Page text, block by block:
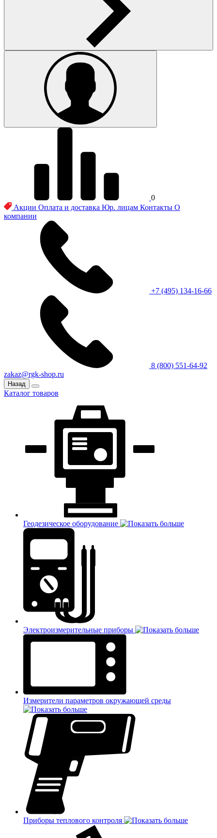
0
Акции Оплата и доставка Юр. лицам Контакты О
компании
+7 (495) 134-16-66
8 (800) 551-64-92
zakaz@rgk-shop.ru
Назад
Каталог товаров
Геодезическое оборудование
Электроизмерительные приборы
Измерители параметров окружающей среды
Приборы теплового контроля